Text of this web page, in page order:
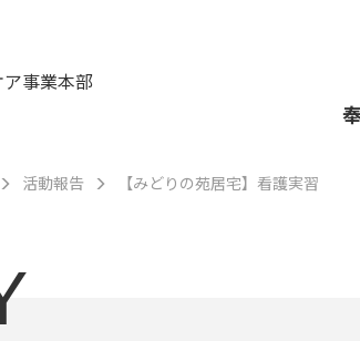
事業本部
活動報告 【みどりの苑居宅】看護実習